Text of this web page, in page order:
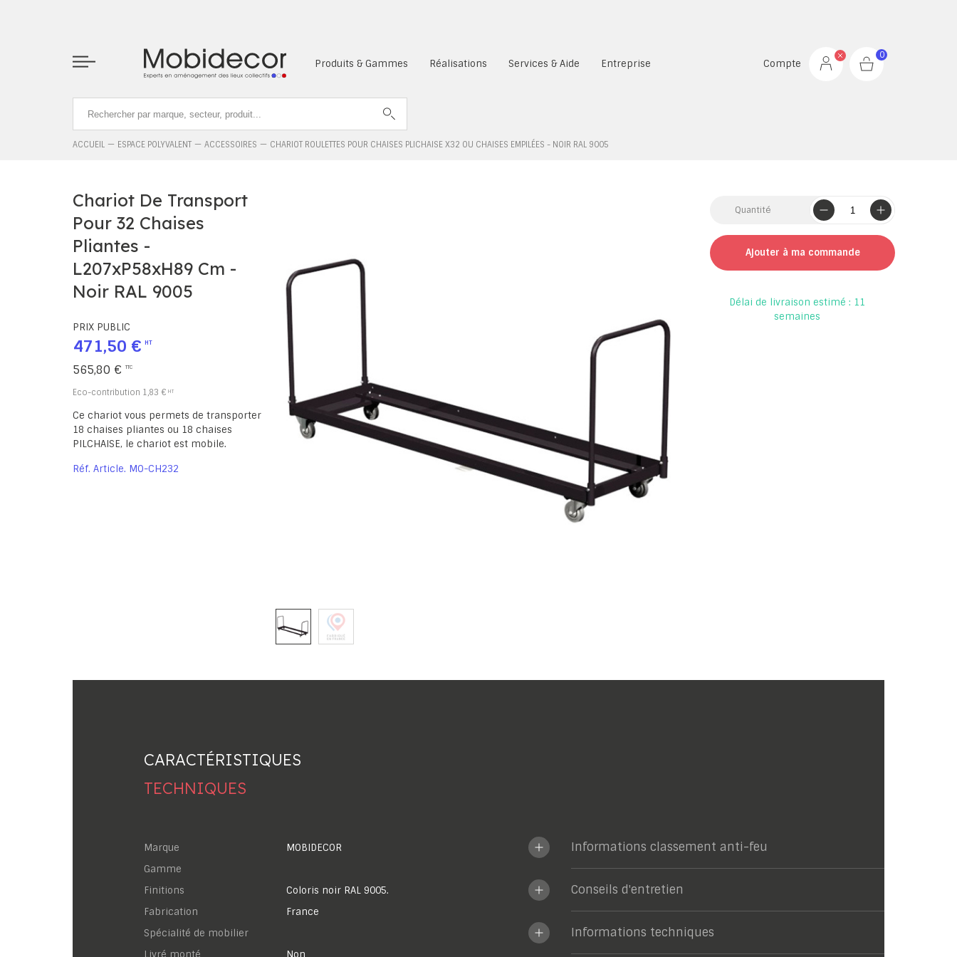
Produits & Gammes Réalisations Services & Aide Entreprise Compte
0
ACCUEIL ESPACE POLYVALENT ACCESSOIRES CHARIOT ROULETTES POUR CHAISES PLICHAISE X32 OU CHAISES EMPILÉES - NOIR RAL 9005
Chariot De Transport
Pour 32 Chaises
Pliantes -
L207xP58xH89 Cm -
Noir RAL 9005
PRIX PUBLIC
471,50 €
565,80 €
Eco-contribution 1,83 €
Ce chariot vous permets de transporter
18 chaises pliantes ou 18 chaises
PILCHAISE, le chariot est mobile.
Réf. Article MO-CH232
Quantité
Ajouter à ma commande
Délai de livraison estimé : 11
semaines
CARACTÉRISTIQUES
TECHNIQUES
Marque
MOBIDECOR
Gamme
Finitions
Coloris noir RAL 9005.
Fabrication
France
Spécialité de mobilier
Livré monté
Non
Informations classement anti-feu
Conseils d'entretien
Informations techniques